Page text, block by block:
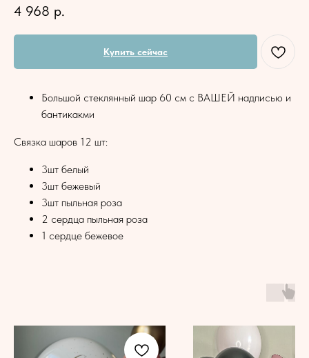
4 968 р.
Купить сейчас
Большой стеклянный шар 60 см с ВАШЕЙ надписью и
бантикакми
Связка шаров 12 шт:
3шт белый
3шт бежевый
3шт пыльная роза
2 сердца пыльная роза
1 сердце бежевое